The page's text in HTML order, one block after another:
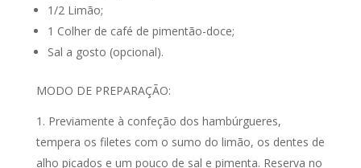
1/2 Limão;
1 Colher de café de pimentão-doce;
Sal a gosto (opcional).
MODO DE PREPARAÇÃO:
Previamente à confeção dos hambúrgueres,
tempera os filetes com o sumo do limão, os dentes de
alho picados e um pouco de sal e pimenta. Reserva no